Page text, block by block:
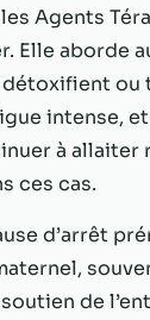
Agents
Elle aborde
ou
intense,
à allaiter
ces cas.
d’arrêt
de
du
En